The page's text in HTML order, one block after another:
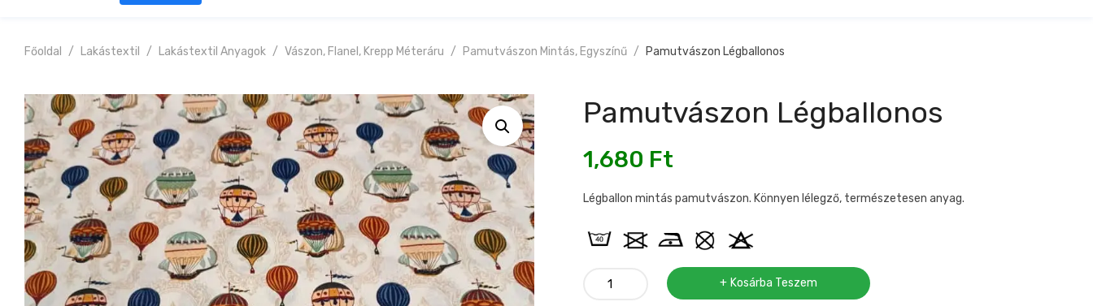
Főoldal Lakástextil Lakástextil Anyagok Vászon, Flanel, Krepp Méteráru Pamutvászon Mintás, Egyszínű Pamutvászon Légballonos
Pamutvászon Légballonos
1,680 Ft
Légballon mintás pamutvászon. Könnyen lélegző, természetesen anyag.
Pamutvászon
Kosárba Teszem